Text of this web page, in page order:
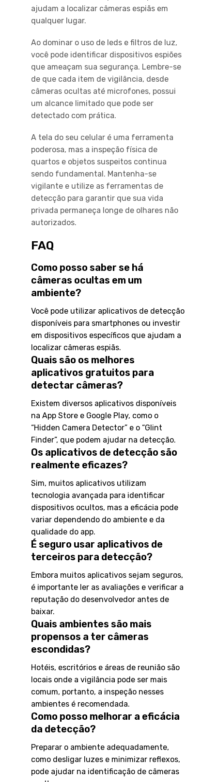
ajudam a localizar câmeras espiãs em
qualquer lugar.
Ao dominar o uso de leds e filtros de luz,
você pode identificar dispositivos espiões
que ameaçam sua segurança. Lembre-se
de que cada item de vigilância, desde
câmeras ocultas até microfones, possui
um alcance limitado que pode ser
detectado com prática.
A tela do seu celular é uma ferramenta
poderosa, mas a inspeção física de
quartos e objetos suspeitos continua
sendo fundamental. Mantenha-se
vigilante e utilize as ferramentas de
detecção para garantir que sua vida
privada permaneça longe de olhares não
autorizados.
FAQ
Como posso saber se há
câmeras ocultas em um
ambiente?
Você pode utilizar aplicativos de detecção
disponíveis para smartphones ou investir
em dispositivos específicos que ajudam a
localizar câmeras espiãs.
Quais são os melhores
aplicativos gratuitos para
detectar câmeras?
Existem diversos aplicativos disponíveis
na App Store e Google Play, como o
“Hidden Camera Detector” e o “Glint
Finder”, que podem ajudar na detecção.
Os aplicativos de detecção são
realmente eficazes?
Sim, muitos aplicativos utilizam
tecnologia avançada para identificar
dispositivos ocultos, mas a eficácia pode
variar dependendo do ambiente e da
qualidade do app.
É seguro usar aplicativos de
terceiros para detecção?
Embora muitos aplicativos sejam seguros,
é importante ler as avaliações e verificar a
reputação do desenvolvedor antes de
baixar.
Quais ambientes são mais
propensos a ter câmeras
escondidas?
Hotéis, escritórios e áreas de reunião são
locais onde a vigilância pode ser mais
comum, portanto, a inspeção nesses
ambientes é recomendada.
Como posso melhorar a eficácia
da detecção?
Preparar o ambiente adequadamente,
como desligar luzes e minimizar reflexos,
pode ajudar na identificação de câmeras